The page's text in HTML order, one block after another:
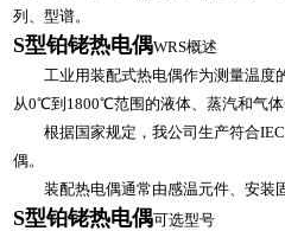
列、型谱。
S型铂铑热电偶WRS概述
工业用装配式热电偶作为测量温度的
从0℃到1800℃范围的液体、蒸汽和气
根据国家规定，我公司生产符合IEC
偶。
装配热电偶通常由感温元件、安装
S型铂铑热电偶可选型号